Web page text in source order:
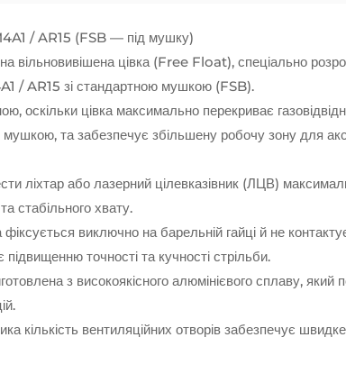
/ AR15 (FSB — під мушку)
вільновивішена цівка (Free Float), спеціально
/ AR15 зі стандартною мушкою (FSB).
оскільки цівка максимально перекриває
мушкою, та забезпечує збільшену робочу зону для
ліхтар або лазерний цілевказівник (ЛЦВ)
стабільного хвату.
виключно на барельній гайці й не
підвищенню точності та кучності стрільби.
з високоякісного алюмінієвого сплаву, який
кількість вентиляційних отворів забезпечує